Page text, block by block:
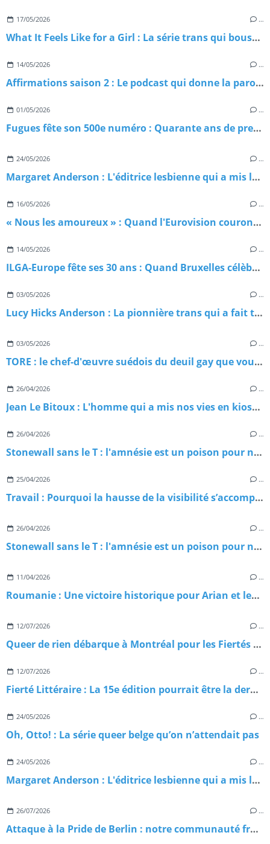
17/05/2026 …
What It Feels Like for a Girl : La série trans qui bouscule la télévision britannique
14/05/2026 …
Affirmations saison 2 : Le podcast qui donne la parole aux pionnièr·es de la communauté 2ELGBTQIA+ est de retour
01/05/2026 …
Fugues fête son 500e numéro : Quarante ans de presse queer qui ne lâche rien !
24/05/2026 …
Margaret Anderson : L'éditrice lesbienne qui a mis le feu à la littérature américaine
16/05/2026 …
« Nous les amoureux » : Quand l'Eurovision couronnait, sans le savoir, un hymne gay
14/05/2026 …
ILGA-Europe fête ses 30 ans : Quand Bruxelles célèbre trois décennies de combat pour nos droits
03/05/2026 …
Lucy Hicks Anderson : La pionnière trans qui a fait trembler la justice américaine
03/05/2026 …
TORE : le chef-d'œuvre suédois du deuil gay que vous n'avez probablement pas encore regardé
26/04/2026 …
Jean Le Bitoux : L'homme qui a mis nos vies en kiosque
26/04/2026 …
Stonewall sans le T : l'amnésie est un poison pour nos luttes
25/04/2026 …
Travail : Pourquoi la hausse de la visibilité s’accompagne d’un pic de violences ?
26/04/2026 …
Stonewall sans le T : l'amnésie est un poison pour nos luttes
11/04/2026 …
Roumanie : Une victoire historique pour Arian et les droits trans en Europe
12/07/2026 …
Queer de rien débarque à Montréal pour les Fiertés Montréal 2026 : on vous emmène avec nous
12/07/2026 …
Fierté Littéraire : La 15e édition pourrait être la dernière — et c'est inadmissible!
24/05/2026 …
Oh, Otto! : La série queer belge qu’on n’attendait pas
24/05/2026 …
Margaret Anderson : L'éditrice lesbienne qui a mis le feu à la littérature américaine
26/07/2026 …
Attaque à la Pride de Berlin : notre communauté frappée en plein cœur du Christopher Street Day 2026